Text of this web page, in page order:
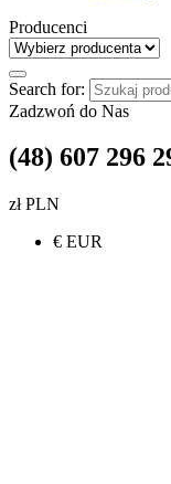
Producenci
Search for:
Zadzwoń do Nas
(48) 607 296
zł PLN
€ EUR